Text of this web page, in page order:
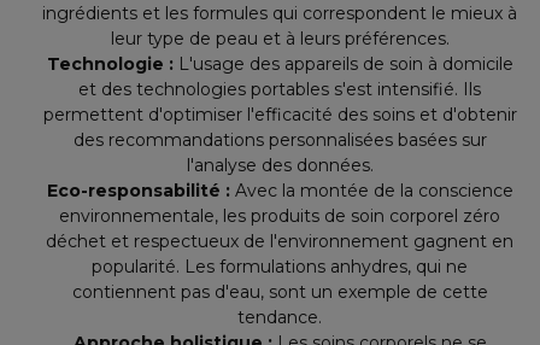
ingrédients et les formules qui correspondent le mieux à
leur type de peau et à leurs préférences.
Technologie : L'usage des appareils de soin à domicile
et des technologies portables s'est intensifié. Ils
permettent d'optimiser l'efficacité des soins et d'obtenir
des recommandations personnalisées basées sur
l'analyse des données.
Eco-responsabilité : Avec la montée de la conscience
environnementale, les produits de soin corporel zéro
déchet et respectueux de l'environnement gagnent en
popularité. Les formulations anhydres, qui ne
contiennent pas d'eau, sont un exemple de cette
tendance.